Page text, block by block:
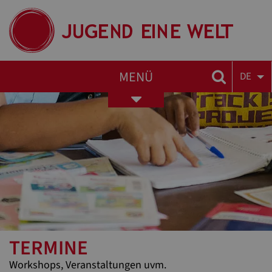
MENÜ DE
Toggle
navigation
TERMINE
Workshops, Veranstaltungen uvm.